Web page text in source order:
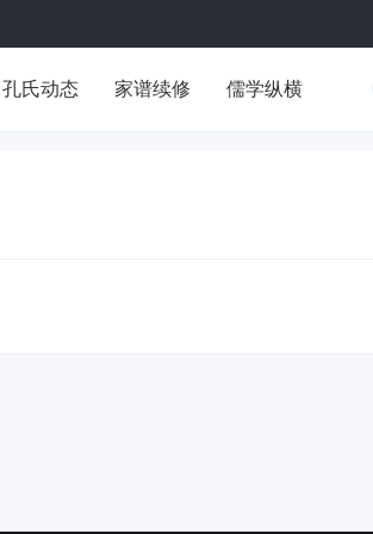
孔氏动态 家谱续修 儒学纵横